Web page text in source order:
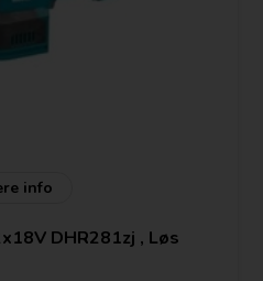
info
DHR281zj , Løs